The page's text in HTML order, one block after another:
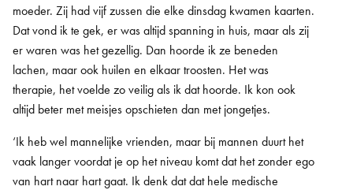
moeder. Zij had vijf zussen die elke dinsdag kwamen kaarten.
Dat vond ik te gek, er was altijd spanning in huis, maar als zij
er waren was het gezellig. Dan hoorde ik ze beneden
lachen, maar ook huilen en elkaar troosten. Het was
therapie, het voelde zo veilig als ik dat hoorde. Ik kon ook
altijd beter met meisjes opschieten dan met jongetjes.
‘Ik heb wel mannelijke vrienden, maar bij mannen duurt het
vaak langer voordat je op het niveau komt dat het zonder ego
van hart naar hart gaat. Ik denk dat dat hele medische